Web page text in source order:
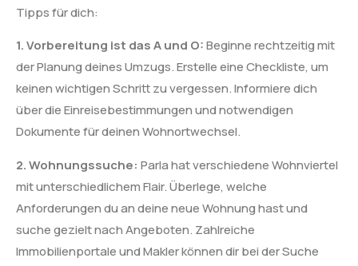
Tipps für dich:
1. Vorbereitung ist das A und O:Beginne rechtzeitig mit
der Planung deines Umzugs. Erstelle eine Checkliste, um
keinen wichtigen Schritt zu vergessen. Informiere dich
über die Einreisebestimmungen und notwendigen
Dokumente für deinen Wohnortwechsel.
2. Wohnungssuche: Parla hat verschiedene Wohnviertel
mit unterschiedlichem Flair. Überlege, welche
Anforderungen du an deine neue Wohnung hast und
suche gezielt nach Angeboten. Zahlreiche
Immobilienportale und Makler können dir bei der Suche